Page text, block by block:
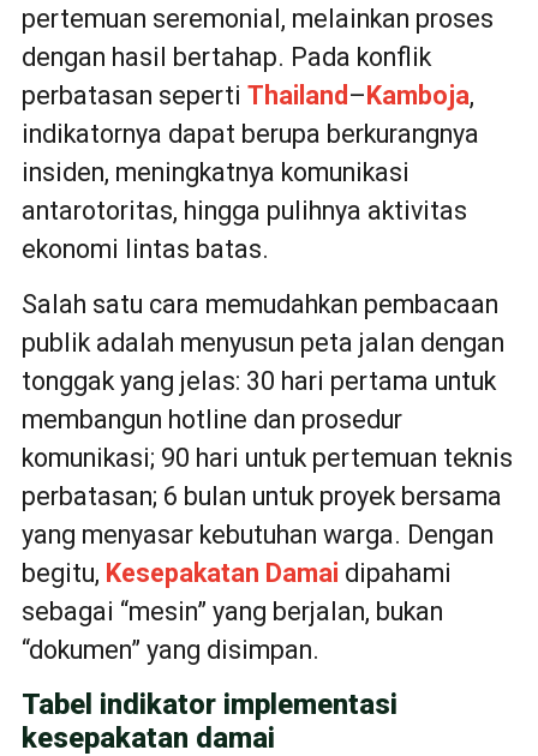
pertemuan seremonial, melainkan proses
dengan hasil bertahap. Pada konflik
perbatasan seperti Thailand –Kamboja,
indikatornya dapat berupa berkurangnya
insiden, meningkatnya komunikasi
antarotoritas, hingga pulihnya aktivitas
ekonomi lintas batas.
Salah satu cara memudahkan pembacaan
publik adalah menyusun peta jalan dengan
tonggak yang jelas: 30 hari pertama untuk
membangun hotline dan prosedur
komunikasi; 90 hari untuk pertemuan teknis
perbatasan; 6 bulan untuk proyek bersama
yang menyasar kebutuhan warga. Dengan
begitu, Kesepakatan Damai dipahami
sebagai “mesin” yang berjalan, bukan
“dokumen” yang disimpan.
Tabel indikator implementasi
kesepakatan damai